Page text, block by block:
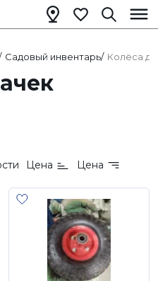
Садовый инвентарь/ Колёса
Цена Цена